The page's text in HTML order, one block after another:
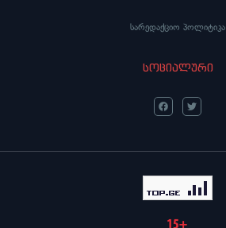
სარედაქციო პოლიტიკა
სოციალური